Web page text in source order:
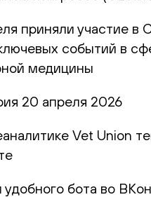
приняли участие
событий в
медицины
20 апреля 2026
Vet Union
удобного бота во